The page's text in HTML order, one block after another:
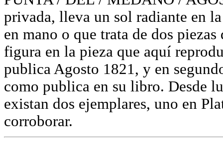
privada, lleva un sol radiante en
en mano o que trata de dos
figura en la pieza que aquí
publica Agosto 1821, y en
como publica en su libro. Desde
existan dos ejemplares, uno en
corroborar.